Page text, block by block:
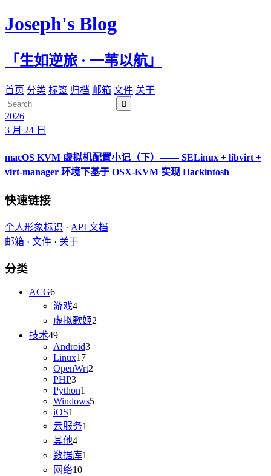
Joseph's Blog
「生如逆旅 · 一苇以航」
首页 分类 标签 归档 邮箱 文件 关于

2026
3 月 24 日
macOS KVM 虚拟机配置小记（下）—— SELinux + libvirt +
virt-manager 环境下基于 OSX-KVM 实现 Hackintosh
快速链接
个人形象标识 · API 文档
邮箱 · 文件 · 关于
分类
ACG6
游戏4
虚拟歌姬2
技术49
Android3
Linux17
OpenWrt2
PHP3
Python1
Windows5
iOS1
云服务1
其他4
数据库1
网络10